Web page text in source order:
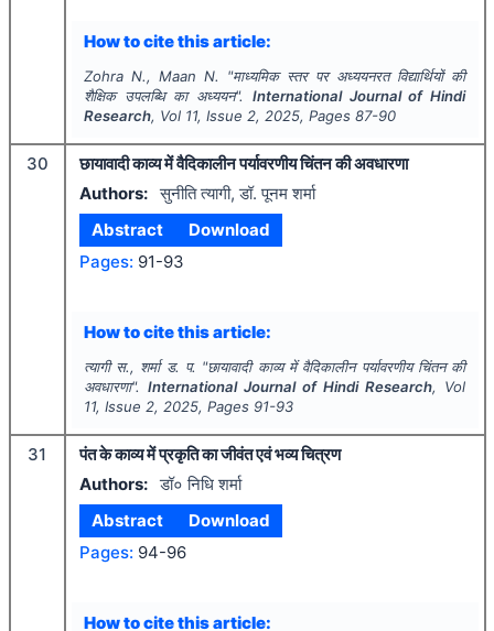
How to cite this article:
Zohra N., Maan N. "माध्यमिक स्तर पर अध्ययनरत विद्यार्थियों की
शैक्षिक उपलब्धि का अध्ययन". International Journal of Hindi
Research, Vol 11, Issue 2, 2025, Pages 87-90
30
छायावादी काव्य में वैदिकालीन पर्यावरणीय चिंतन की अवधारणा
Authors: सुनीति त्यागी, डॉ. पूनम शर्मा
Abstract
Download
Pages: 91-93
How to cite this article:
त्यागी स., शर्मा ड. प. "छायावादी काव्य में वैदिकालीन पर्यावरणीय चिंतन की
अवधारणा". International Journal of Hindi Research, Vol
11, Issue 2, 2025, Pages 91-93
31
पंत के काव्य में प्रकृति का जीवंत एवं भव्य चित्रण
Authors: डॉ० निधि शर्मा
Abstract
Download
Pages: 94-96
How to cite this article: